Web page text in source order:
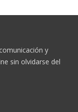
y
sin olvidarse del